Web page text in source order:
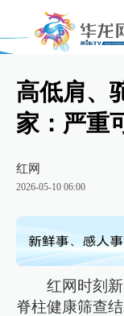
高低肩、
家：严重
红网
2026-05-10 06:00
红网时刻
脊柱健康筛查